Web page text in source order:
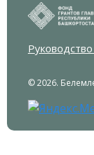
© 2026.